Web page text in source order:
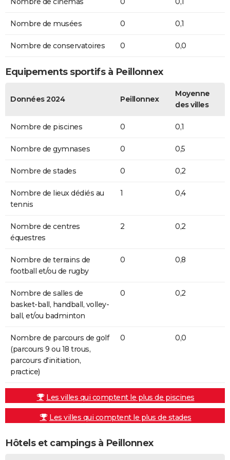
Nombre de musées 0 0,1
Nombre de conservatoires 0 0,0
Equipements sportifs à Peillonnex
Données 2024 Peillonnex
Moyenne
des villes
Nombre de piscines 0 0,1
Nombre de gymnases 0 0,5
Nombre de stades 0 0,2
Nombre de lieux dédiés au
tennis
1 0,4
Nombre de centres
équestres
2 0,2
Nombre de terrains de
football et/ou de rugby
0 0,8
Nombre de salles de
basket-ball, handball, volley-
ball, et/ou badminton
0 0,2
Nombre de parcours de golf
(parcours 9 ou 18 trous,
parcours d'initiation,
practice)
0 0,0
Les villes qui comptent le plus de piscines
Les villes qui comptent le plus de stades
Hôtels et campings à Peillonnex